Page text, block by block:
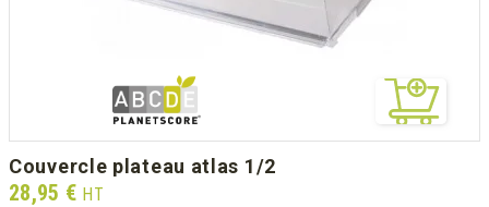
couvercle plateau atlas 1/2
Prix
28,95 € HT